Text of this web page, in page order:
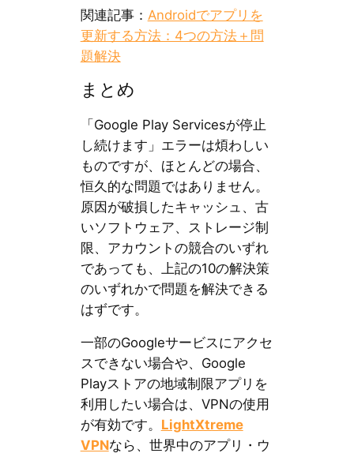
関連記事： Androidでアプリを
更新する方法：4つの方法＋問
題解決
まとめ
「Google Play Servicesが停止
し続けます」エラーは煩わしい
ものですが、ほとんどの場合、
恒久的な問題ではありません。
原因が破損したキャッシュ、古
いソフトウェア、ストレージ制
限、アカウントの競合のいずれ
であっても、上記の10の解決策
のいずれかで問題を解決できる
はずです。
一部のGoogleサービスにアクセ
スできない場合や、Google
Playストアの地域制限アプリを
利用したい場合は、VPNの使用
が有効です。 LightXtreme
VPNなら、世界中のアプリ・ウ